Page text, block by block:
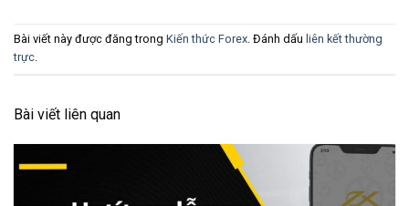
Bài viết này được đăng trong Kiến thức Forex . Đánh dấu liên kết thường
trực
Bài viết liên quan